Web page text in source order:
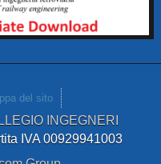
del sito
INGEGNERI
IVA 00929941003